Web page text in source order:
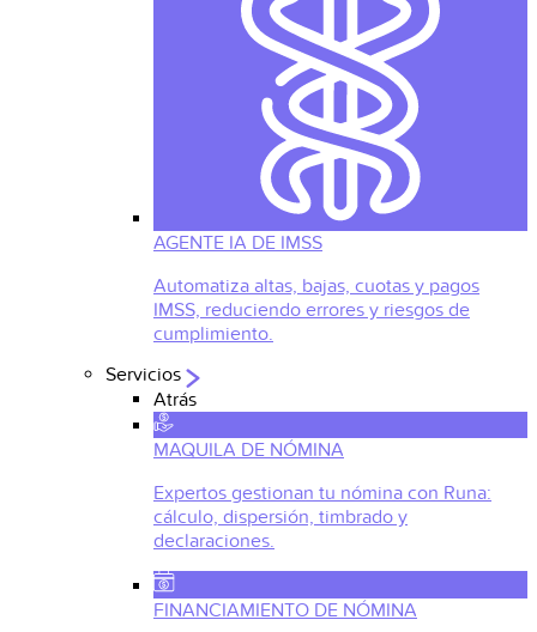
AGENTE IA DE IMSS
Automatiza altas, bajas, cuotas y pagos
IMSS, reduciendo errores y riesgos de
cumplimiento.
Servicios
Atrás
MAQUILA DE NÓMINA
Expertos gestionan tu nómina con Runa:
cálculo, dispersión, timbrado y
declaraciones.
FINANCIAMIENTO DE NÓMINA